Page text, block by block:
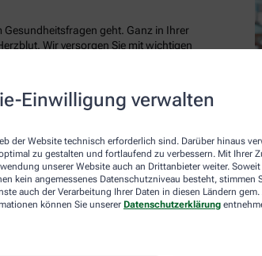
Einwilligung verwalten
der Website technisch erforderlich sind. Darüber hinaus
zu gestalten und fortlaufend zu verbessern. Mit Ihrer
unserer Website auch an Drittanbieter weiter. Soweit
kein angemessenes Datenschutzniveau besteht, stimmen
auch der Verarbeitung Ihrer Daten in diesen Ländern
können Sie unserer Datenschutzerklärung
geht. Ganz in Ihrer
Wir versorgen Sie mit wichtigen
Produkten aus unserem
lokale Apotheken. Diese starke
immer für Sie da.
und Patienten sind für uns
hochwertige und digitale
leben.
hier: